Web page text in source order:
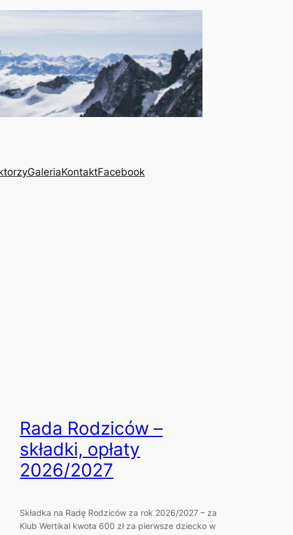
GaleriaKontaktFacebook
Rada Rodziców –
składki, opłaty
2026/2027
Składka na Radę Rodziców za rok 2026/2027 – za
Klub Wertikal kwota 600 zł za pierwsze dziecko w